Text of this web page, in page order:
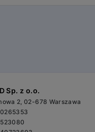
Sp. z o.o.
2, 02-678 Warszawa